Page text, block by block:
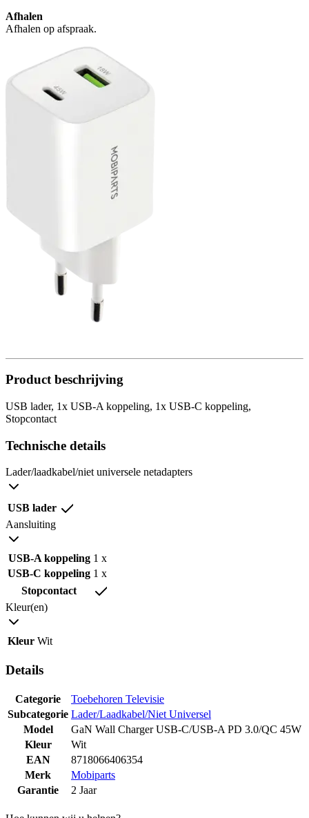
Afhalen
Afhalen op afspraak.
Product beschrijving
USB lader, 1x USB-A koppeling, 1x USB-C koppeling,
Stopcontact
Technische details
Lader/laadkabel/niet universele netadapters
USB lader
Aansluiting
USB-A koppeling 1 x
USB-C koppeling 1 x
Stopcontact
Kleur(en)
Kleur Wit
Details
Categorie
Toebehoren Televisie
Subcategorie Lader/Laadkabel/Niet Universel
Model
GaN Wall Charger USB-C/USB-A PD 3.0/QC 45W
Kleur
Wit
EAN
8718066406354
Merk
Mobiparts
Garantie
2 Jaar